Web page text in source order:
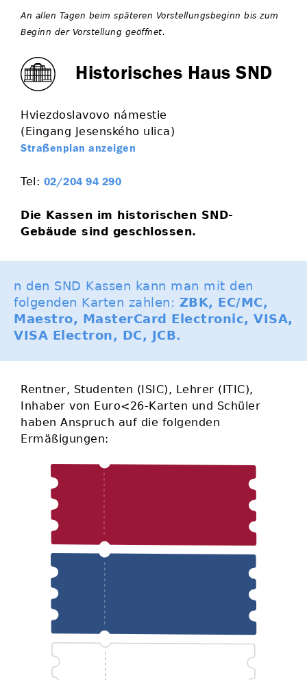
An allen Tagen beim späteren Vorstellungsbeginn bis zum
Beginn der Vorstellung geöffnet.
Historisches Haus SND
Hviezdoslavovo námestie
(Eingang Jesenského ulica)
Straßenplan anzeigen
Tel: 02/204 94 290
Die Kassen im historischen SND-
Gebäude sind geschlossen.
n den SND Kassen kann man mit den
folgenden Karten zahlen: ZBK, EC/MC,
Maestro, MasterCard Electronic, VISA,
VISA Electron, DC, JCB.
Rentner, Studenten (ISIC), Lehrer (ITIC),
Inhaber von Euro<26-Karten und Schüler
haben Anspruch auf die folgenden
Ermäßigungen: